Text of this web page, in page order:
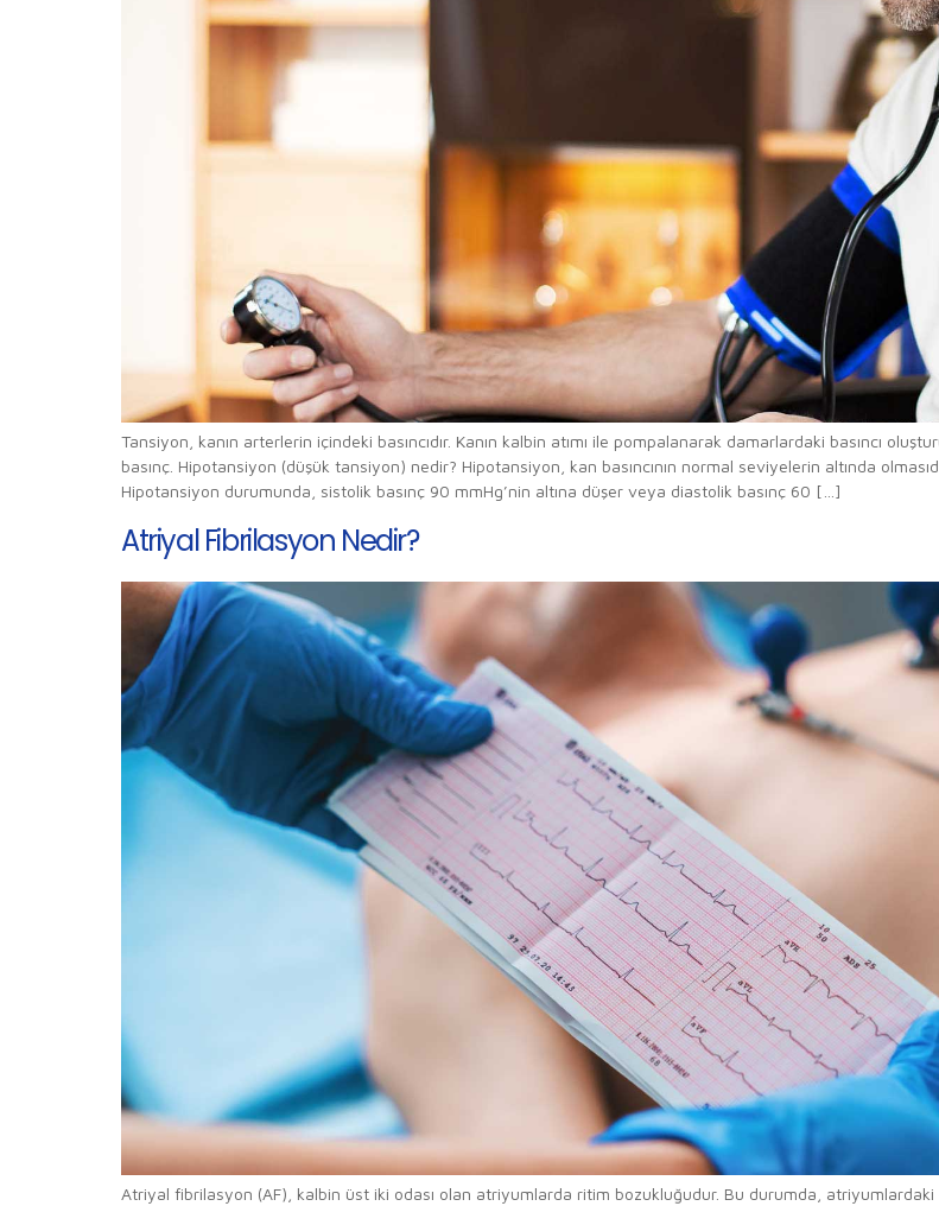
Tansiyon, kanın arterlerin içindeki basıncıdır. Kanın kalbin atımı ile pompalanarak damarlardaki basıncı
basınç. Hipotansiyon (düşük tansiyon) nedir? Hipotansiyon, kan basıncının normal seviyelerin altında
Hipotansiyon durumunda, sistolik basınç 90 mmHg’nin altına düşer veya diastolik basınç 60 […]
Atriyal Fibrilasyon Nedir?
Atriyal fibrilasyon (AF), kalbin üst iki odası olan atriyumlarda ritim bozukluğudur. Bu durumda,